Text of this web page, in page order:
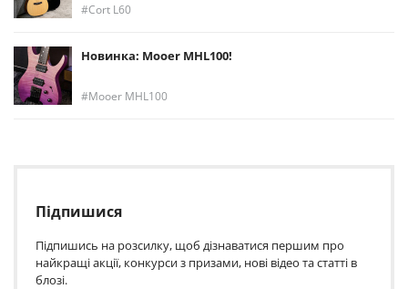
Cort L60
Новинка: Mooer MHL100!
Mooer MHL100
Підпишися
Підпишись на розсилку, щоб дізнаватися першим про
найкращі акції, конкурси з призами, нові відео та статті в
блозі.